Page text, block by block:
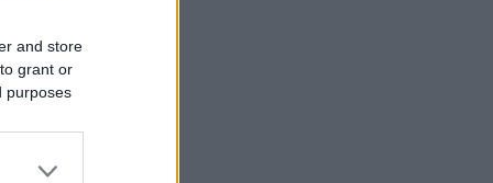
and store
grant or
purposes
την ώρα